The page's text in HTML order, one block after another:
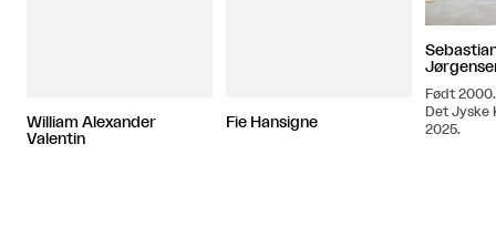
William Alexander
Valentin
Fie Hansigne
Født
Det Jyske
2025.